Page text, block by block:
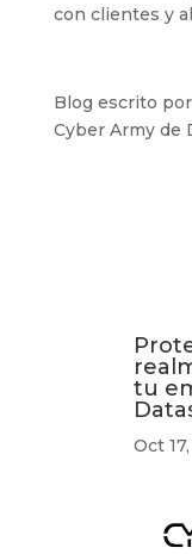
con clientes y
Blog escrito
Cyber Army de
tu
Oct